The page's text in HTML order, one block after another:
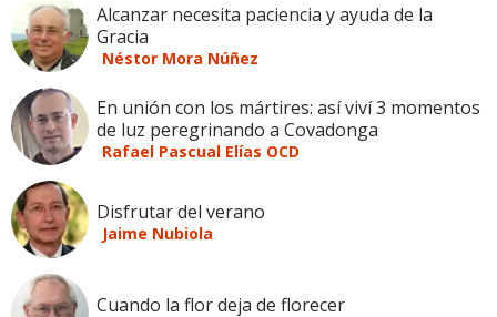
Alcanzar necesita paciencia y ayuda de la
Gracia
Néstor Mora Núñez
En unión con los mártires: así viví 3 momentos
de luz peregrinando a Covadonga
Rafael Pascual Elías OCD
Disfrutar del verano
Jaime Nubiola
Cuando la flor deja de florecer